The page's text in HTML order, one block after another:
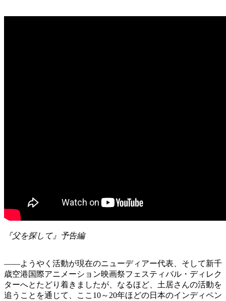
『父を探して』予告編
――ようやく活動が現在のニューディアー代表、そして新千
歳空港国際アニメーション映画祭フェスティバル・ディレク
ターへとたどり着きましたが、なるほど、土居さんの活動を
追うことを通じて、ここ10～20年ほどの日本のインディペン